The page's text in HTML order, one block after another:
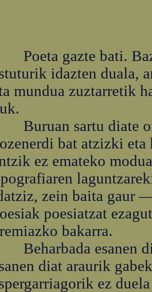
Poeta gazte bati.
idazten duala,
mundua zuztarretik
Buruan sartu diate
bat atzizki
ez emateko
zein baita gaur
poesiatzat
bakarra.
Beharbada esanen
diat araurik
ez